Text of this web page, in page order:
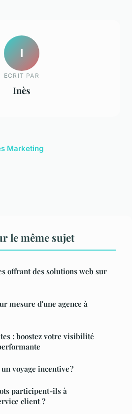
I
ECRIT PAR
Inès
Marketing
le même sujet
offrant des solutions web sur
mesure d'une agence à
: boostez votre visibilité
voyage incentive ?
participent-ils à
client ?